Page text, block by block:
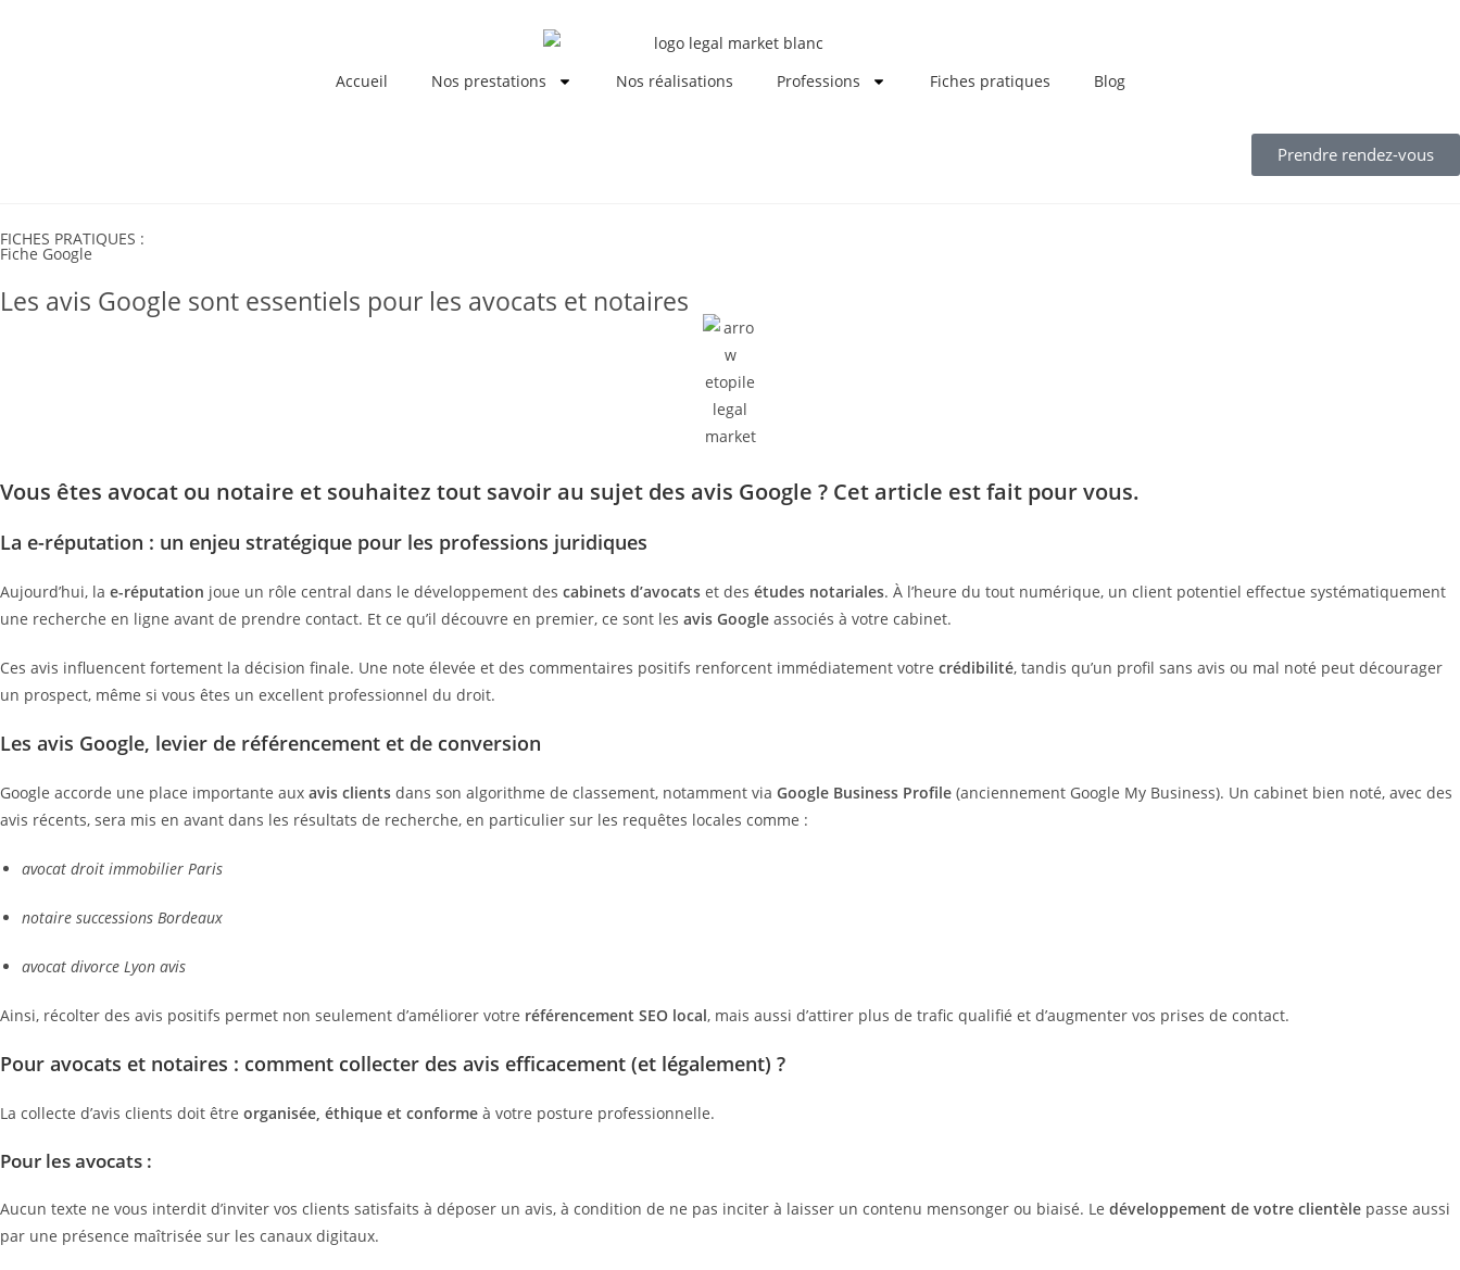
Accueil Nos prestations Nos réalisations Professions Fiches pratiques Blog
Prendre rendez-vous
FICHES PRATIQUES :
Fiche Google
Les avis Google sont essentiels pour les avocats et notaires
Vous êtes avocat ou notaire et souhaitez tout savoir au sujet des avis Google ? Cet article est fait pour vous.
La e-réputation : un enjeu stratégique pour les professions juridiques
Aujourd’hui, la e-réputation joue un rôle central dans le développement des cabinets d’avocats et des études notariales. À l’heure du tout numérique, un client potentiel effectue systématiquement
une recherche en ligne avant de prendre contact. Et ce qu’il découvre en premier, ce sont les avis Google associés à votre cabinet.
Ces avis influencent fortement la décision finale. Une note élevée et des commentaires positifs renforcent immédiatement votre crédibilité, tandis qu’un profil sans avis ou mal noté peut décourager
un prospect, même si vous êtes un excellent professionnel du droit.
Les avis Google, levier de référencement et de conversion
Google accorde une place importante aux avis clients dans son algorithme de classement, notamment via Google Business Profile (anciennement Google My Business). Un cabinet bien noté, avec des
avis récents, sera mis en avant dans les résultats de recherche, en particulier sur les requêtes locales comme :
avocat droit immobilier Paris
notaire successions Bordeaux
avocat divorce Lyon avis
Ainsi, récolter des avis positifs permet non seulement d’améliorer votre référencement SEO local, mais aussi d’attirer plus de trafic qualifié et d’augmenter vos prises de contact.
Pour avocats et notaires : comment collecter des avis efficacement (et légalement) ?
La collecte d’avis clients doit être organisée, éthique et conforme à votre posture professionnelle.
Pour les avocats :
Aucun texte ne vous interdit d’inviter vos clients satisfaits à déposer un avis, à condition de ne pas inciter à laisser un contenu mensonger ou biaisé. Le développement de votre clientèle passe aussi
par une présence maîtrisée sur les canaux digitaux.